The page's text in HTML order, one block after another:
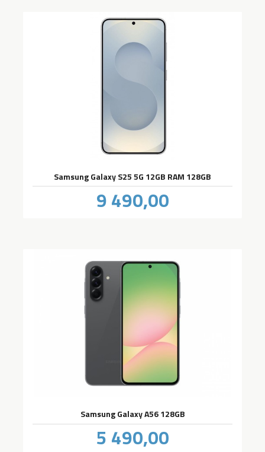
Samsung Galaxy S25 5G 12GB RAM 128GB
Pris
9 490,00mva.
Samsung Galaxy A56 128GB
Pris
5 490,00mva.